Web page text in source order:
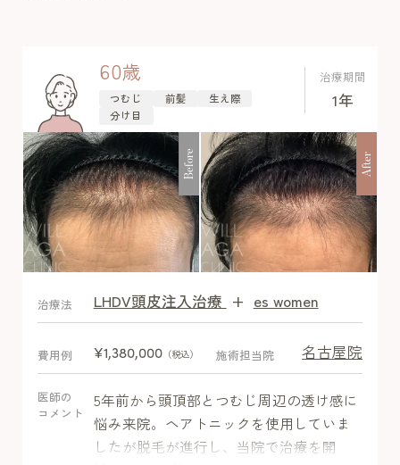
60歳
つむじ 前髪
生え際
分け目
治療期間
1年
Before After
After
治療法 LHDV頭皮注入治療 + es women
費用例 ¥1,380,000（税込） 施術担当院 名古屋院
医師の
コメント
5年前から頭頂部とつむじ周辺の透け感に
悩み来院。ヘアトニックを使用していま
したが脱毛が進行し、当院で治療を開